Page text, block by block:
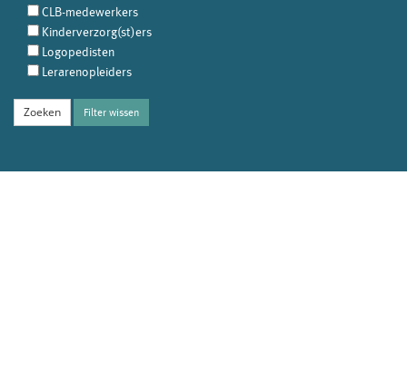
CLB-medewerkers
Kinderverzorg(st)ers
Logopedisten
Lerarenopleiders
Filter wissen